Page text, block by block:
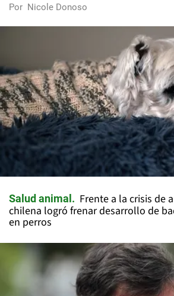
Por Nicole Donoso
Salud animal
Frente a la crisis de
chilena logró frenar desarrollo de
en perros